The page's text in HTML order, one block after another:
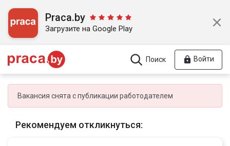
Praca.by
Загрузите на Google Play
Поиск Войти
Вакансия снята с публикации работодателем
Рекомендуем откликнуться: